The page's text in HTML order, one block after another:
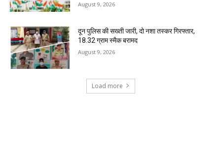
August 9, 2026
दून पुलिस की सख्ती जारी, दो नशा तस्कर गिरफ्तार,
18.32 ग्राम स्मैक बरामद
August 9, 2026
Load more